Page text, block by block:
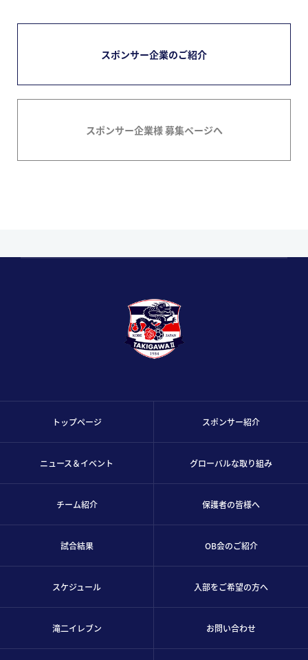
スポンサー企業のご紹介
スポンサー企業様 募集ページへ
トップページ
ニュース＆イベント
チーム紹介
試合結果
スケジュール
滝二イレブン
スポンサー紹介
グローバルな取り組み
保護者の皆様へ
OB会のご紹介
入部をご希望の方へ
お問い合わせ